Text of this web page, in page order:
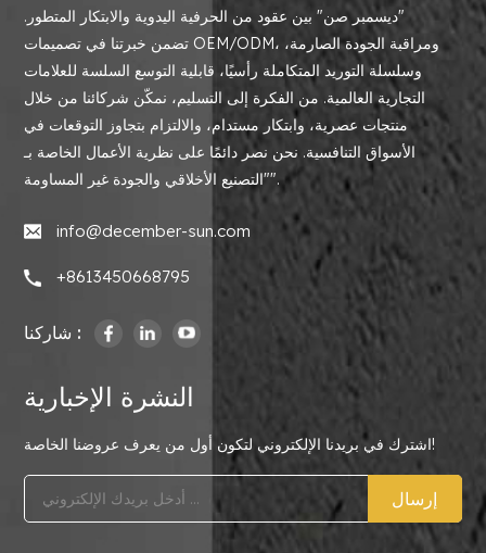
"ديسمبر صن" بين عقود من الحرفية اليدوية والابتكار المتطور.
تضمن خبرتنا في تصميمات OEM/ODM، ومراقبة الجودة الصارمة،
وسلسلة التوريد المتكاملة رأسيًا، قابلية التوسع السلسة للعلامات
التجارية العالمية. من الفكرة إلى التسليم، نمكّن شركائنا من خلال
منتجات عصرية، وابتكار مستدام، والالتزام بتجاوز التوقعات في
الأسواق التنافسية. نحن نصر دائمًا على نظرية الأعمال الخاصة بـ
"التصنيع الأخلاقي والجودة غير المساومة".
info@december-sun.com
+8613450668795
شاركنا :
النشرة الإخبارية
اشترك في بريدنا الإلكتروني لتكون أول من يعرف عروضنا الخاصة!
إرسال